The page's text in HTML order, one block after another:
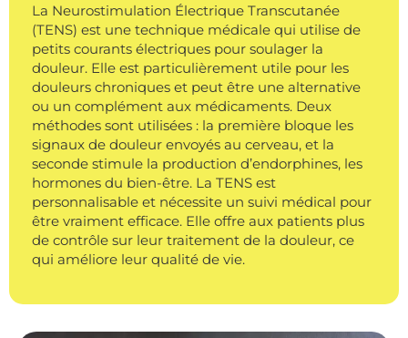
La Neurostimulation Électrique Transcutanée
(TENS) est une technique médicale qui utilise de
petits courants électriques pour soulager la
douleur. Elle est particulièrement utile pour les
douleurs chroniques et peut être une alternative
ou un complément aux médicaments. Deux
méthodes sont utilisées : la première bloque les
signaux de douleur envoyés au cerveau, et la
seconde stimule la production d’endorphines, les
hormones du bien-être. La TENS est
personnalisable et nécessite un suivi médical pour
être vraiment efficace. Elle offre aux patients plus
de contrôle sur leur traitement de la douleur, ce
qui améliore leur qualité de vie.